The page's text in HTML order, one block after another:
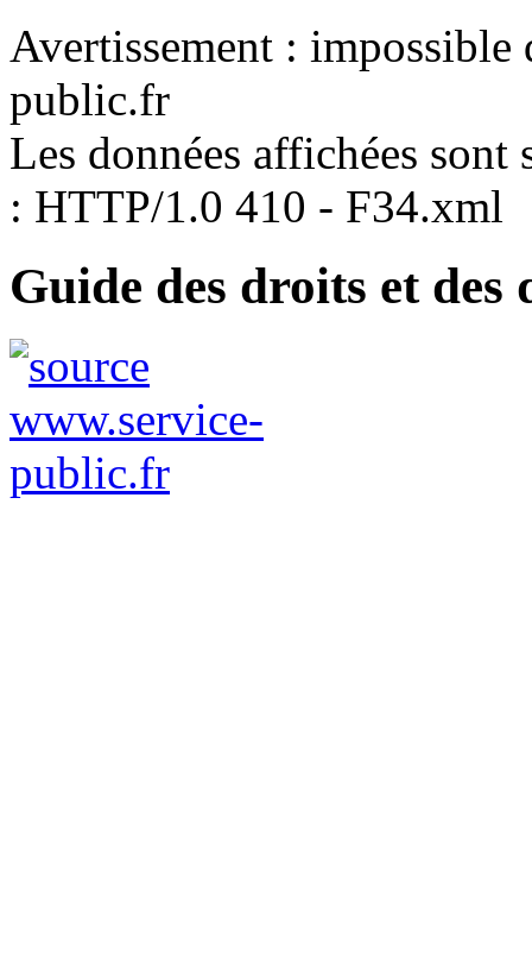
Avertissement : impossible
public.fr
Les données affichées sont
: HTTP/1.0 410 - F34.xml
Guide des droits et